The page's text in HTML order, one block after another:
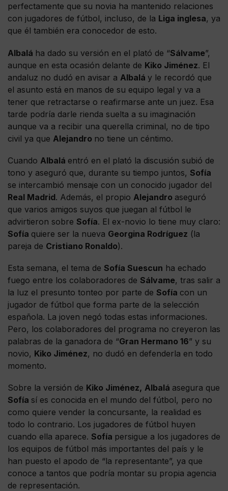
perfectamente que su novia ha mantenido relaciones
con jugadores de fútbol, incluso, de la Liga inglesa, ya
que él también era conocedor de esto.
Albalá ha dado su versión en el plató de “Sálvame”,
aunque en esta ocasión delante de Kiko Jiménez. El
andaluz no dudó en avisar a Albalá y le recordó que
el asunto está en manos de su equipo legal y va a
tener que retractarse o reafirmarse ante un juez. Esa
tarde podría darle rienda suelta a su imaginación
aunque va a recibir una querella criminal, no de tipo
civil ya que Alejandro no tiene un céntimo.
Cuando Albalá entró en el plató la discusión subió de
tono y aseguró que, durante su tiempo juntos, Sofía
se intercambió mensaje con un conocido jugador del
Real Madrid. Además, el propio Alejandro aseguró
que varios amigos suyos que juegan al fútbol le
advirtieron sobre Sofía. El ex-novio lo tiene muy claro:
Sofía quiere ser la nueva Georgina Rodríguez (la
pareja de Cristiano Ronaldo).
Esta semana, el tema de Sofía Suescun ha echado
fuego entre los colaboradores de Sálvame, tras salir a
la luz el presunto tonteo por parte de Sofía con un
jugador de fútbol que forma parte de la selección
española. La joven negó todas estas informaciones.
Pero, los colaboradores del programa no creyeron las
palabras de la ganadora de “Gran Hermano 16” y su
novio, Kiko Jiménez, no dudó en defenderla en todo
momento.
Sobre la versión de Kiko Jiménez, Albalá asegura que
Sofía sí es conocida en el mundo del fútbol, pero no
como quiere vender la concursante, la realidad es
todo lo contrario. Los jugadores de fútbol huyen
cuando ella aparece. Sofía persigue a los jugadores de
los equipos de fútbol más importantes del país y le
han puesto el apodo de “la representante”, ya que
conoce a tantos que podría montar su propia agencia
de representación.